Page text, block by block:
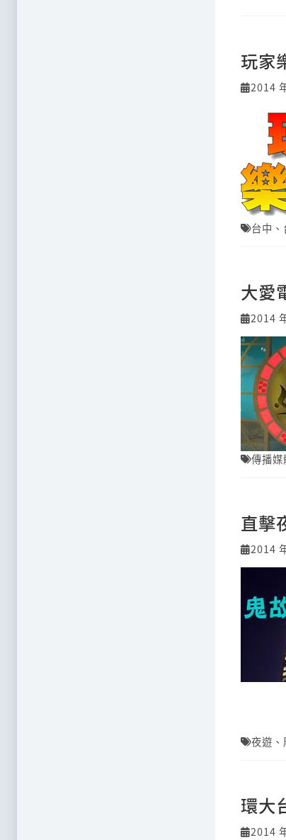
玩家
2014
台中 、
大愛
2014
傳播媒
直擊
2014
夜遊 、
環大
2014